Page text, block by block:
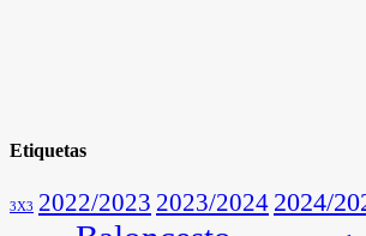
Etiquetas
3X3 2022/2023 2023/2024 2024/